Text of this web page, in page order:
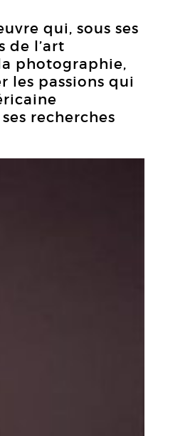
qui, sous ses
de l’art
photographie,
les passions qui
recherches